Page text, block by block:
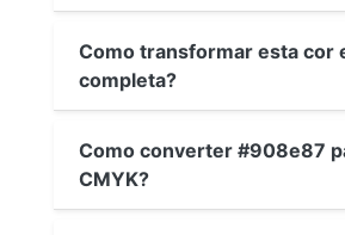
Como transformar esta cor
completa?
Como converter #908e87
CMYK?